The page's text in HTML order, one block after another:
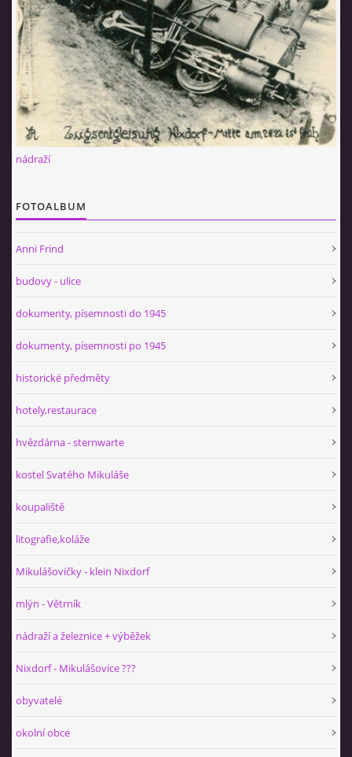
nádraží
FOTOALBUM
Anni Frind
budovy - ulice
dokumenty, písemnosti do 1945
dokumenty, písemnosti po 1945
historické předměty
hotely,restaurace
hvězdárna - sternwarte
kostel Svatého Mikuláše
koupaliště
litografie,koláže
Mikulášovičky - klein Nixdorf
mlýn - Větrník
nádraží a železnice + výběžek
Nixdorf - Mikulášovice ???
obyvatelé
okolní obce